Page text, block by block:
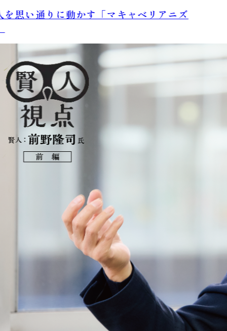
い通りに動かす「マキャベリアニズ